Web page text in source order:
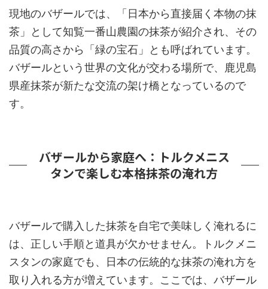
現地のバザールでは、「日本から直接届く本物の抹
茶」として知覧一番山農園の抹茶が紹介され、その
品質の高さから「緑の宝石」とも呼ばれています。
バザールという世界の文化が交わる場所で、鹿児島
県産抹茶が新たな交流の架け橋となっているので
す。
バザールから家庭へ：トルクメニス
タンで楽しむ本格抹茶の淹れ方
バザールで購入した抹茶を自宅で美味しく淹れるに
は、正しい手順と道具が欠かせません。トルクメニ
スタンの家庭でも、日本の伝統的な抹茶の淹れ方を
取り入れる方が増えています。ここでは、バザール